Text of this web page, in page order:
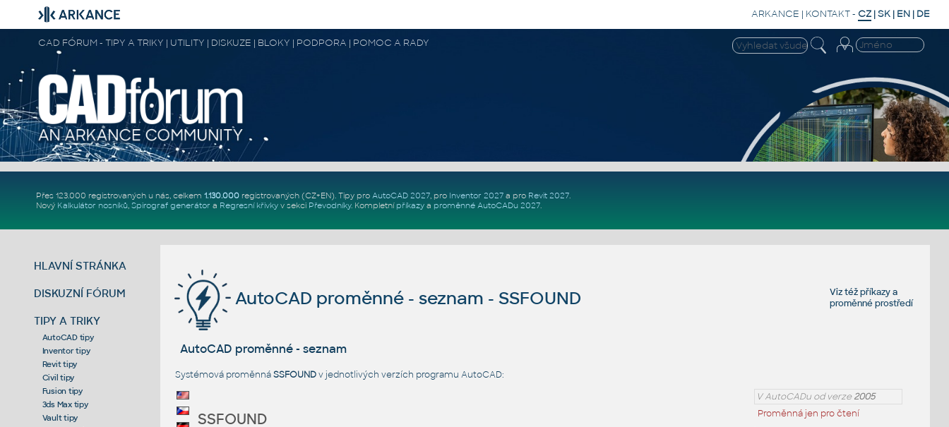
ARKANCE | KONTAKT- CZ |SK | EN | DE
CAD FÓRUM - TIPY A TRIKY | UTILITY | DISKUZE | BLOKY | PODPORA | POMOC A RADY
Přes 123.000 registrovaných u nás, celkem 1.130.000registrovaných (CZ+EN). Tipy pro AutoCAD 2027, pro Inventor 2027a pro Revit 2027.
Nový Kalkulátor nosníků, Spirograf generátor a Regresní křivkyv sekci Převodníky. Kompletní příkazya proměnné AutoCADu 2027.
HLAVNÍ STRÁNKA
DISKUZNÍ FÓRUM
TIPY A TRIKY
AutoCAD tipy
Inventor tipy
Revit tipy
Civil tipy
Fusion tipy
3ds Max tipy
Vault tipy
Viz téžpříkazya
proměnné prostředí
AutoCAD proměnné - seznam - SSFOUND
AutoCAD proměnné - seznam
Systémová proměnnáSSFOUNDv jednotlivých verzích programu AutoCAD:
V AutoCADu od verze2005
Proměnná jen pro čtení
SSFOUND